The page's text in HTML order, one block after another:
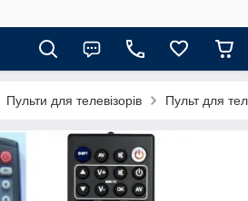
Пульти для телевізорів Пульт для